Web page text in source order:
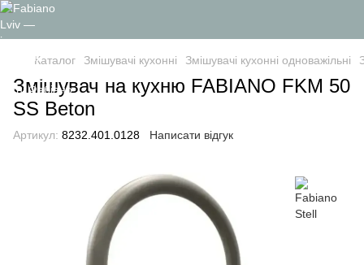
Каталог Змішувачі кухонні Змішувачі кухонні одноважільні
Змішувач на кухню FABIANO FKM 50
SS Beton
Артикул: 8232.401.0128 Написати відгук